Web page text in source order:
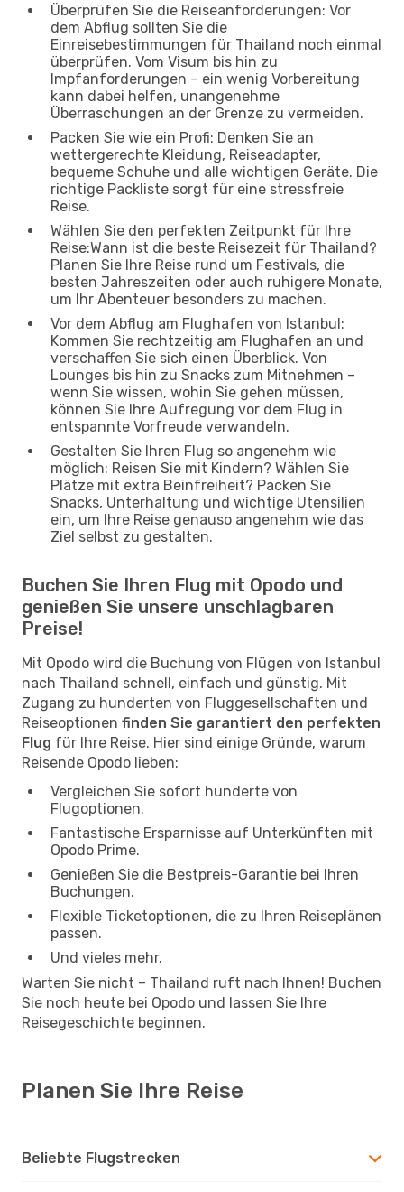
Überprüfen Sie die Reiseanforderungen: Vor
dem Abflug sollten Sie die
Einreisebestimmungen für Thailand noch einmal
überprüfen. Vom Visum bis hin zu
Impfanforderungen – ein wenig Vorbereitung
kann dabei helfen, unangenehme
Überraschungen an der Grenze zu vermeiden.
Packen Sie wie ein Profi: Denken Sie an
wettergerechte Kleidung, Reiseadapter,
bequeme Schuhe und alle wichtigen Geräte. Die
richtige Packliste sorgt für eine stressfreie
Reise.
Wählen Sie den perfekten Zeitpunkt für Ihre
Reise:Wann ist die beste Reisezeit für Thailand?
Planen Sie Ihre Reise rund um Festivals, die
besten Jahreszeiten oder auch ruhigere Monate,
um Ihr Abenteuer besonders zu machen.
Vor dem Abflug am Flughafen von Istanbul:
Kommen Sie rechtzeitig am Flughafen an und
verschaffen Sie sich einen Überblick. Von
Lounges bis hin zu Snacks zum Mitnehmen –
wenn Sie wissen, wohin Sie gehen müssen,
können Sie Ihre Aufregung vor dem Flug in
entspannte Vorfreude verwandeln.
Gestalten Sie Ihren Flug so angenehm wie
möglich: Reisen Sie mit Kindern? Wählen Sie
Plätze mit extra Beinfreiheit? Packen Sie
Snacks, Unterhaltung und wichtige Utensilien
ein, um Ihre Reise genauso angenehm wie das
Ziel selbst zu gestalten.
Buchen Sie Ihren Flug mit Opodo und
genießen Sie unsere unschlagbaren
Preise!
Mit Opodo wird die Buchung von Flügen von Istanbul
nach Thailand schnell, einfach und günstig. Mit
Zugang zu hunderten von Fluggesellschaften und
Reiseoptionen finden Sie garantiert den perfekten
Flug für Ihre Reise. Hier sind einige Gründe, warum
Reisende Opodo lieben:
Vergleichen Sie sofort hunderte von
Flugoptionen.
Fantastische Ersparnisse auf Unterkünften mit
Opodo Prime.
Genießen Sie die Bestpreis-Garantie bei Ihren
Buchungen.
Flexible Ticketoptionen, die zu Ihren Reiseplänen
passen.
Und vieles mehr.
Warten Sie nicht – Thailand ruft nach Ihnen! Buchen
Sie noch heute bei Opodo und lassen Sie Ihre
Reisegeschichte beginnen.
Planen Sie Ihre Reise
Beliebte Flugstrecken